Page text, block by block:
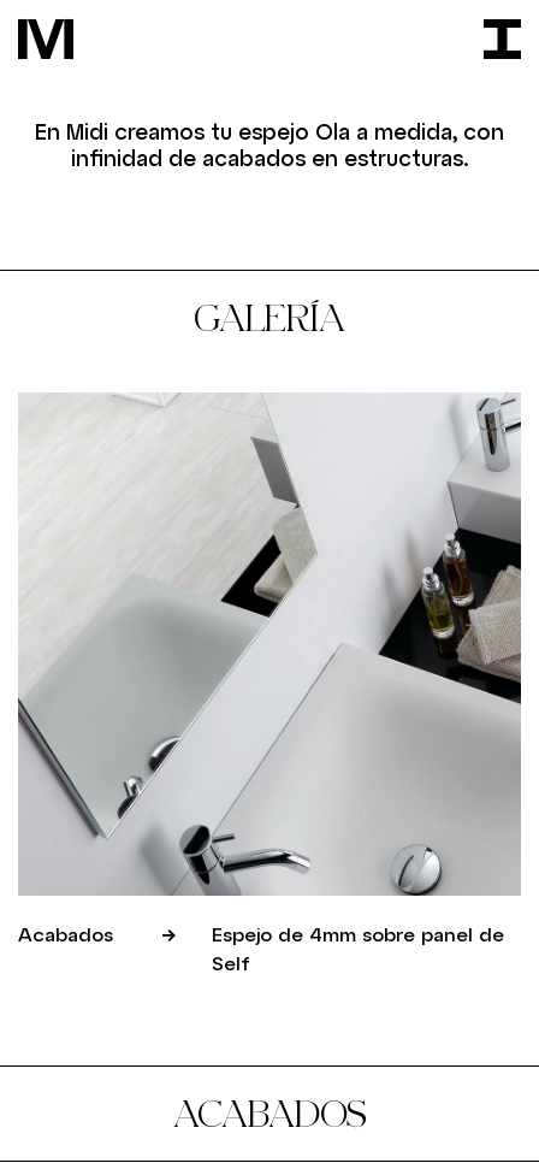
En Midi creamos tu espejo Ola a medida, con
infinidad de acabados en estructuras.
GALERÍA
Acabados
Espejo de 4mm sobre panel de
Self
ACABADOS